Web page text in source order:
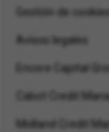
Gestión de cookies
Avisos legales
Encore Capital
Cabot Credit
Midland Credit